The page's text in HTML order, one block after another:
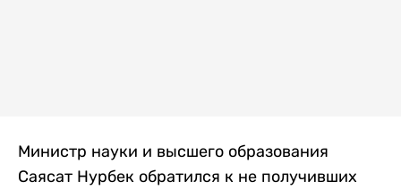
Министр науки и высшего образования
Саясат Нурбек обратился к не получивших